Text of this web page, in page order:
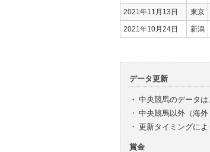
2021年11月13日 東京
2021年10月24日 新潟
データ更新
・ 中央競馬のデータは
・ 中央競馬以外（海
・ 更新タイミングによ
賞金